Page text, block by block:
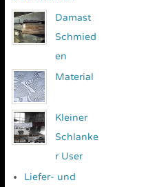
Damast
Schmied
en
Material
Kleiner
Schlanke
r User
Liefer- und